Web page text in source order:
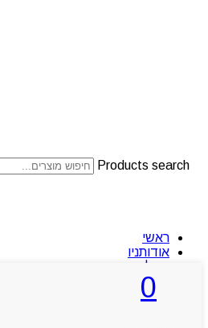
0
Products search
ראשי
אודותניו
קטלוג מוצרים
המגזין
יצירת קשר